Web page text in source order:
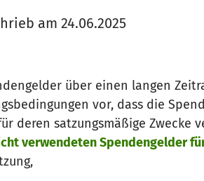
am 24.06.2025
über einen langen
vor, dass die
deren satzungsmäßige Zwecke
verwendeten Spendengelder